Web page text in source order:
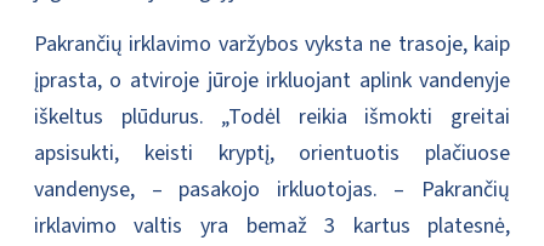
Pakrančių irklavimo varžybos vyksta ne trasoje, kaip
įprasta, o atviroje jūroje irkluojant aplink vandenyje
iškeltus plūdurus. „Todėl reikia išmokti greitai
apsisukti, keisti kryptį, orientuotis plačiuose
vandenyse, – pasakojo irkluotojas. – Pakrančių
irklavimo valtis yra bemaž 3 kartus platesnė,